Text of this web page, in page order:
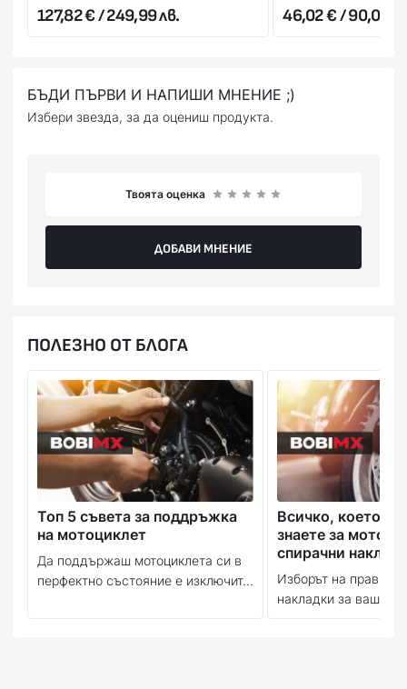
или на ПОС терминал при получаване на пратката
127,82 € / 249,99 лв. 46,02 € / 90,01
БЪДИ ПЪРВИ И НАПИШИ МНЕНИЕ ;)
Избери звезда, за да оцениш продукта.
Твоята оценка
ДОБАВИ МНЕНИЕ
ПОЛЕЗНО ОТ БЛОГА
Топ 5 съвета за поддръжка
на мотоциклет
Да поддържаш мотоциклета си в
перфектно състояние е изключит...
Всичко, което
знаете за
спирачни
Изборът на
накладки за вашия